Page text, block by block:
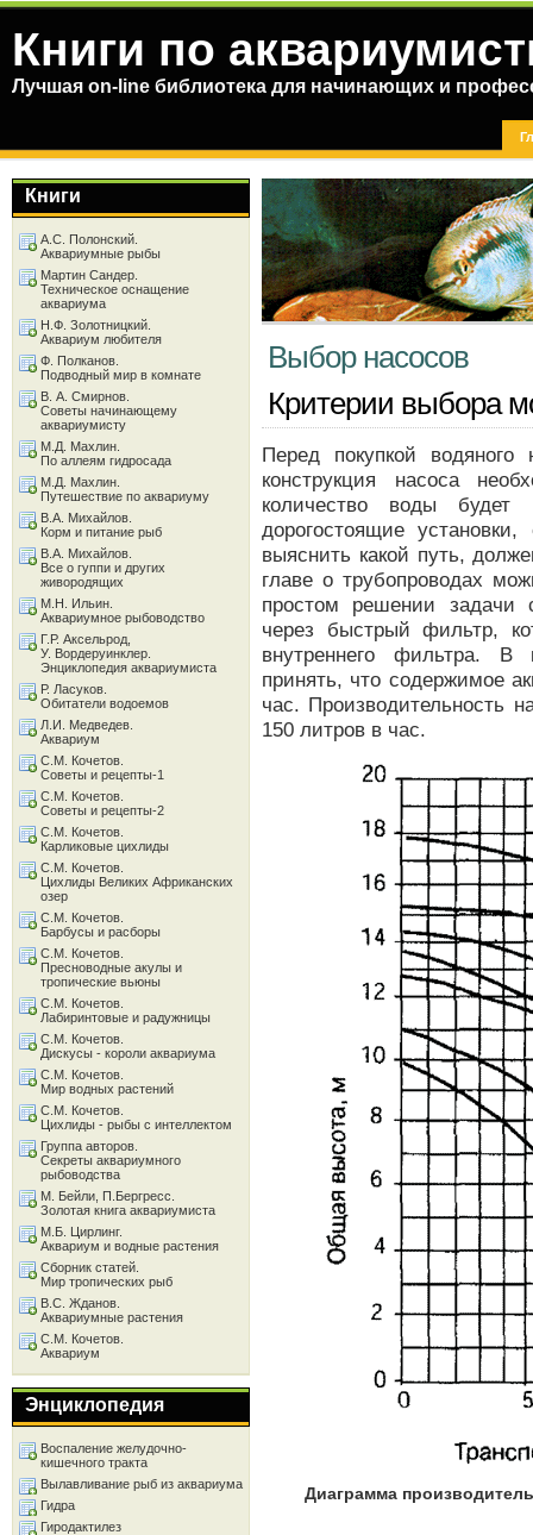
Книги по
Лучшая on-line библиотека для начинающих и
Выбор насосов
Критерии выбора
Перед покупкой
конструкция насоса
количество воды
дорогостоящие
выяснить какой путь,
главе о трубопроводах
простом решении задачи
через быстрый фильтр,
внутреннего фильтра. В
принять, что содержимое
час. Производительность
150 литров в час.
Диаграмма
Книги
А.С. Полонский.
Аквариумные рыбы
Мартин Сандер.
Техническое оснащение
аквариума
Н.Ф. Золотницкий.
Аквариум любителя
Ф. Полканов.
Подводный мир в комнате
В. А. Смирнов.
Советы начинающему
аквариумисту
М.Д. Махлин.
По аллеям гидросада
М.Д. Махлин.
Путешествие по аквариуму
В.А. Михайлов.
Корм и питание рыб
В.А. Михайлов.
Все о гуппи и других
живородящих
М.Н. Ильин.
Аквариумное рыбоводство
Г.Р. Аксельрод,
У. Вордеруинклер.
Энциклопедия аквариумиста
Р. Ласуков.
Обитатели водоемов
Л.И. Медведев.
Аквариум
С.М. Кочетов.
Советы и рецепты-1
С.М. Кочетов.
Советы и рецепты-2
С.М. Кочетов.
Карликовые цихлиды
С.М. Кочетов.
Цихлиды Великих Африканских
озер
С.М. Кочетов.
Барбусы и расборы
С.М. Кочетов.
Пресноводные акулы и
тропические вьюны
С.М. Кочетов.
Лабиринтовые и радужницы
С.М. Кочетов.
Дискусы - короли аквариума
С.М. Кочетов.
Мир водных растений
С.М. Кочетов.
Цихлиды - рыбы с интеллектом
Группа авторов.
Секреты аквариумного
рыбоводства
М. Бейли, П.Бергресс.
Золотая книга аквариумиста
М.Б. Цирлинг.
Аквариум и водные растения
Сборник статей.
Мир тропических рыб
В.С. Жданов.
Аквариумные растения
С.М. Кочетов.
Аквариум
Энциклопедия
Воспаление желудочно-
кишечного тракта
Вылавливание рыб из аквариума
Гидра
Гиродактилез